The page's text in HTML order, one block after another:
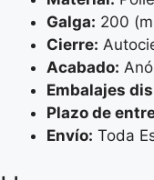
Galga: 200
Cierre:
Acabado:
Embalajes
Plazo de
Envío: Toda